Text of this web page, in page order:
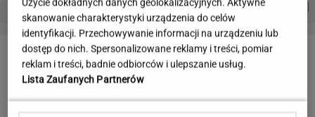
PROBLEMY POLSKICH SIATKARZY ZNAK Z '30' WISŁAWA SZYMBORSKA
LETNIE OKAZJE
Użycie dokładnych danych geolokalizacyjnych. Aktywne
skanowanie charakterystyki urządzenia do celów
identyfikacji. Przechowywanie informacji na urządzeniu lub
dostęp do nich. Spersonalizowane reklamy i treści, pomiar
reklam i treści, badnie odbiorców i ulepszanie usług.
Lista Zaufanych Partnerów